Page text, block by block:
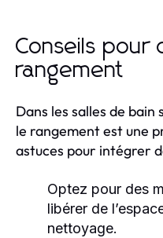
Conseils pour
rangement
Dans les salles de
le rangement est une
astuces pour intégrer
Optez pour des
libérer de
nettoyage.